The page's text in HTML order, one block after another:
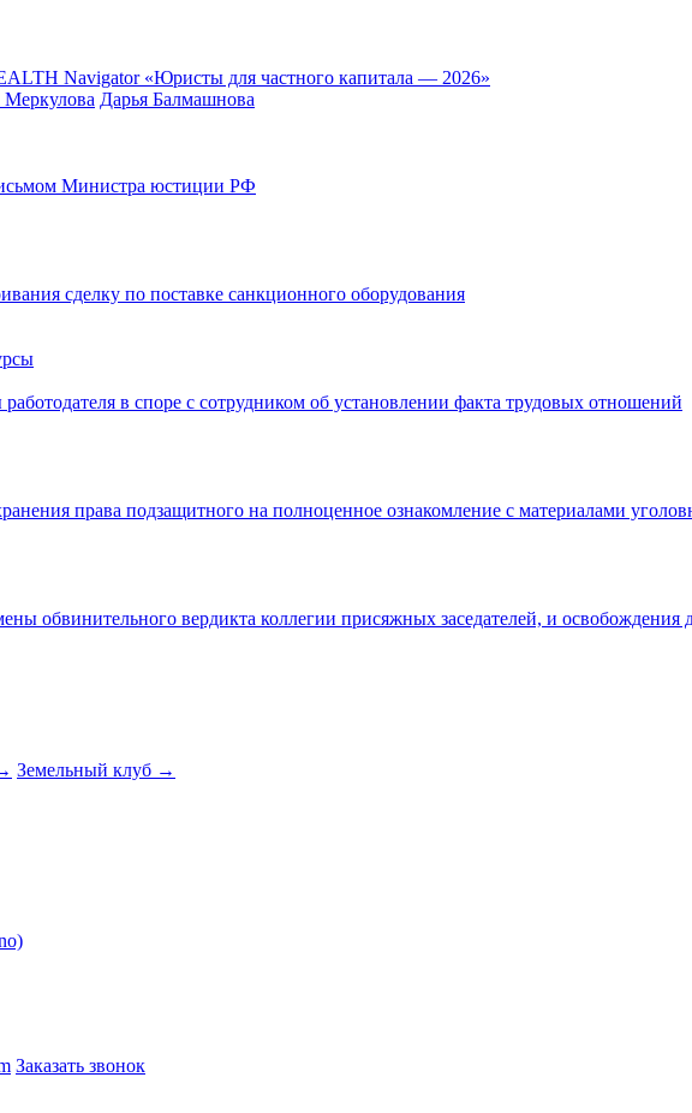
Navigator «Юристы для частного капитала — 2026»
Меркулова Дарья Балмашнова
Министра юстиции РФ
сделку по поставке санкционного оборудования
в споре с сотрудником об установлении факта трудовых отношений
права подзащитного на полноценное ознакомление с материалами
обвинительного вердикта коллегии присяжных заседателей, и освобождения
Земельный клуб →
Заказать звонок